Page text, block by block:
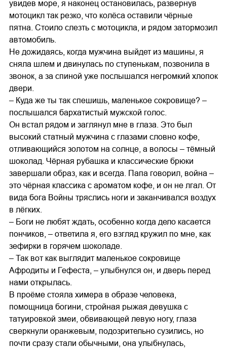
увидев море, я наконец остановилась, развернув
мотоцикл так резко, что колёса оставили чёрные
пятна. Стоило слезть с мотоцикла, и рядом затормозил
автомобиль.
Не дожидаясь, когда мужчина выйдет из машины, я
сняла шлем и двинулась по ступенькам, позвонила в
звонок, а за спиной уже послышался негромкий хлопок
двери.
– Куда же ты так спешишь, маленькое сокровище? –
послышался бархатистый мужской голос.
Он встал рядом и заглянул мне в глаза. Это был
высокий статный мужчина с глазами словно кофе,
отливающийся золотом на солнце, а волосы – тёмный
шоколад. Чёрная рубашка и классические брюки
завершали образ, как и всегда. Папа говорил, война –
это чёрная классика с ароматом кофе, и он не лгал. От
вида бога Войны тряслись ноги и заканчивался воздух
в лёгких.
– Боги не любят ждать, особенно когда дело касается
пончиков, – ответила я, его взгляд кружил по мне, как
зефирки в горячем шоколаде.
– Так вот как выглядит маленькое сокровище
Афродиты и Гефеста, – улыбнулся он, и дверь перед
нами открылась.
В проёме стояла химера в образе человека,
помощница богини, стройная рыжая девушка с
татуировкой змеи, обвивающей левую ногу, глаза
сверкнули оранжевым, подозрительно сузились, но
почти сразу стали обычными, она улыбнулась,